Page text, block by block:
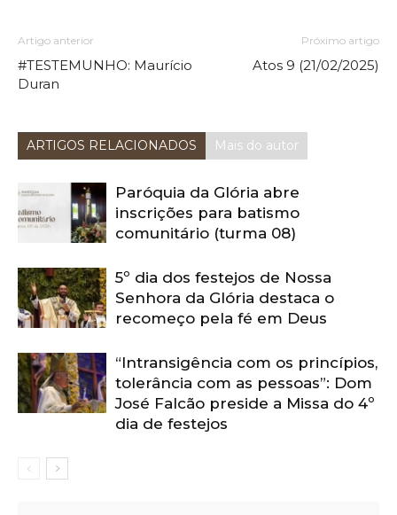
Artigo anterior
#TESTEMUNHO: Maurício
Duran
Próximo artigo
Atos 9 (21/02/2025)
ARTIGOS RELACIONADOS Mais do autor
Paróquia da Glória abre
inscrições para batismo
comunitário (turma 08)
5º dia dos festejos de Nossa
Senhora da Glória destaca o
recomeço pela fé em Deus
“Intransigência com os princípios,
tolerância com as pessoas”: Dom
José Falcão preside a Missa do 4º
dia de festejos